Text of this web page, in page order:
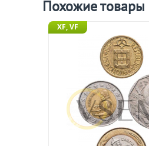
Похожие товары
XF, VF